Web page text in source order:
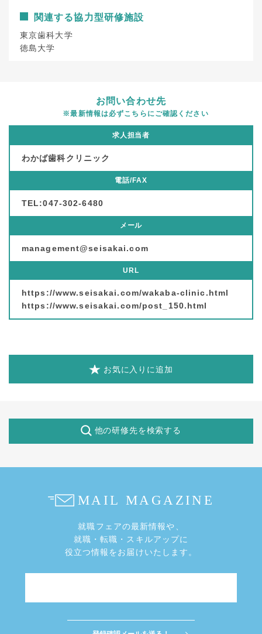
関連する協力型研修施設
東京歯科大学
徳島大学
お問い合わせ先
※最新情報は必ずこちらにご確認ください
求人担当者
わかば歯科クリニック
電話/FAX
TEL:047-302-6480
メール
management@seisakai.com
URL
https://www.seisakai.com/wakaba-clinic.html
https://www.seisakai.com/post_150.html
お気に入りに追加
他の研修先を検索する
就職フェアの最新情報や、
就職・転職・スキルアップに
役立つ情報をお届けいたします。